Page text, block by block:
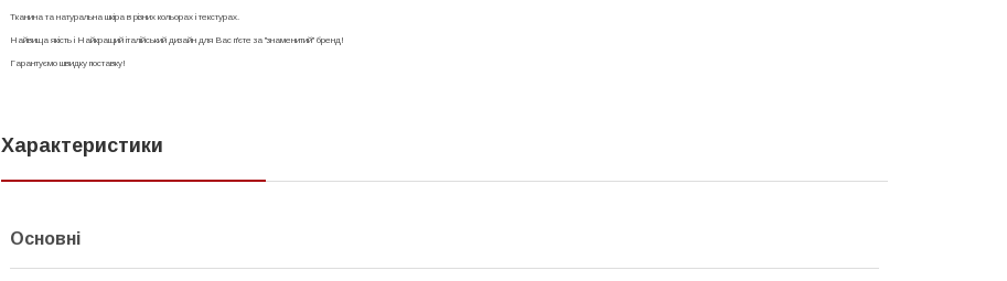
Тканина та натуральна шкіра в різних кольорах і текстурах.
Найвища якість і Найкращий італійський дизайн для Вас п'єте за "знаменитий" бренд!
Гарантуємо швидку поставку!
Характеристики
Основні